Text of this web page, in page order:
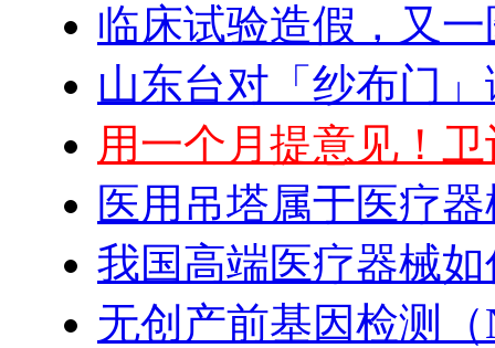
临床试验造假，又
山东台对「纱布门
用一个月提意见！
医用吊塔属于医疗
我国高端医疗器械
无创产前基因检测